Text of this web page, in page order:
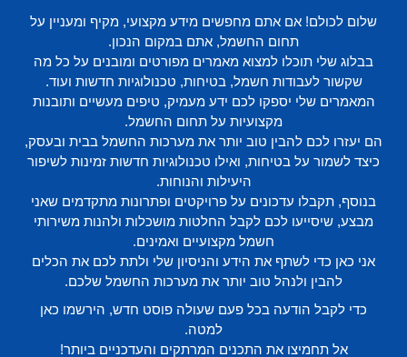
שלום לכולם! אם אתם מחפשים מידע מקצועי, מקיף ומעניין על
תחום החשמל, אתם במקום הנכון.
בבלוג שלי תוכלו למצוא מאמרים מפורטים ומובנים על כל מה
שקשור לעבודות חשמל, בטיחות, טכנולוגיות חדשות ועוד.
המאמרים שלי יספקו לכם ידע מעמיק, טיפים מעשיים ותובנות
מקצועיות על תחום החשמל.
הם יעזרו לכם להבין טוב יותר את מערכות החשמל בבית ובעסק,
כיצד לשמור על בטיחות, ואילו טכנולוגיות חדשות זמינות לשיפור
היעילות והנוחות.
בנוסף, תקבלו עדכונים על פרויקטים ופתרונות מתקדמים שאני
מבצע, שיסייעו לכם לקבל החלטות מושכלות ולהנות משירותי
חשמל מקצועיים ואמינים.
אני כאן כדי לשתף את הידע והניסיון שלי ולתת לכם את הכלים
להבין ולנהל טוב יותר את מערכות החשמל שלכם.
כדי לקבל הודעה בכל פעם שעולה פוסט חדש, הירשמו כאן
למטה.
אל תחמיצו את התכנים המרתקים והעדכניים ביותר!